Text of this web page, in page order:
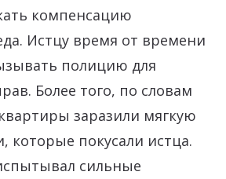
компенсацию
Истцу время от времени
полицию для
Более того, по словам
заразили мягкую
которые покусали истца.
сильные